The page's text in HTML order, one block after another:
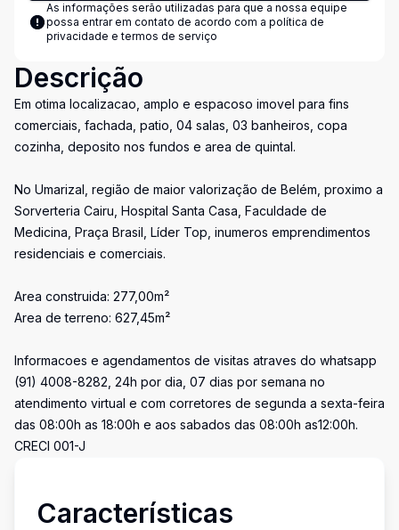
As informações serão utilizadas para que a nossa equipe
possa entrar em contato de acordo com a política de
privacidade e termos de serviço
Descrição
Em otima localizacao, amplo e espacoso imovel para fins
comerciais, fachada, patio, 04 salas, 03 banheiros, copa
cozinha, deposito nos fundos e area de quintal.
No Umarizal, região de maior valorização de Belém, proximo a
Sorverteria Cairu, Hospital Santa Casa, Faculdade de
Medicina, Praça Brasil, Líder Top, inumeros emprendimentos
residenciais e comerciais.
Area construida: 277,00m²
Area de terreno: 627,45m²
Informacoes e agendamentos de visitas atraves do whatsapp
(91) 4008-8282, 24h por dia, 07 dias por semana no
atendimento virtual e com corretores de segunda a sexta-feira
das 08:00h as 18:00h e aos sabados das 08:00h as12:00h.
CRECI 001-J
Características